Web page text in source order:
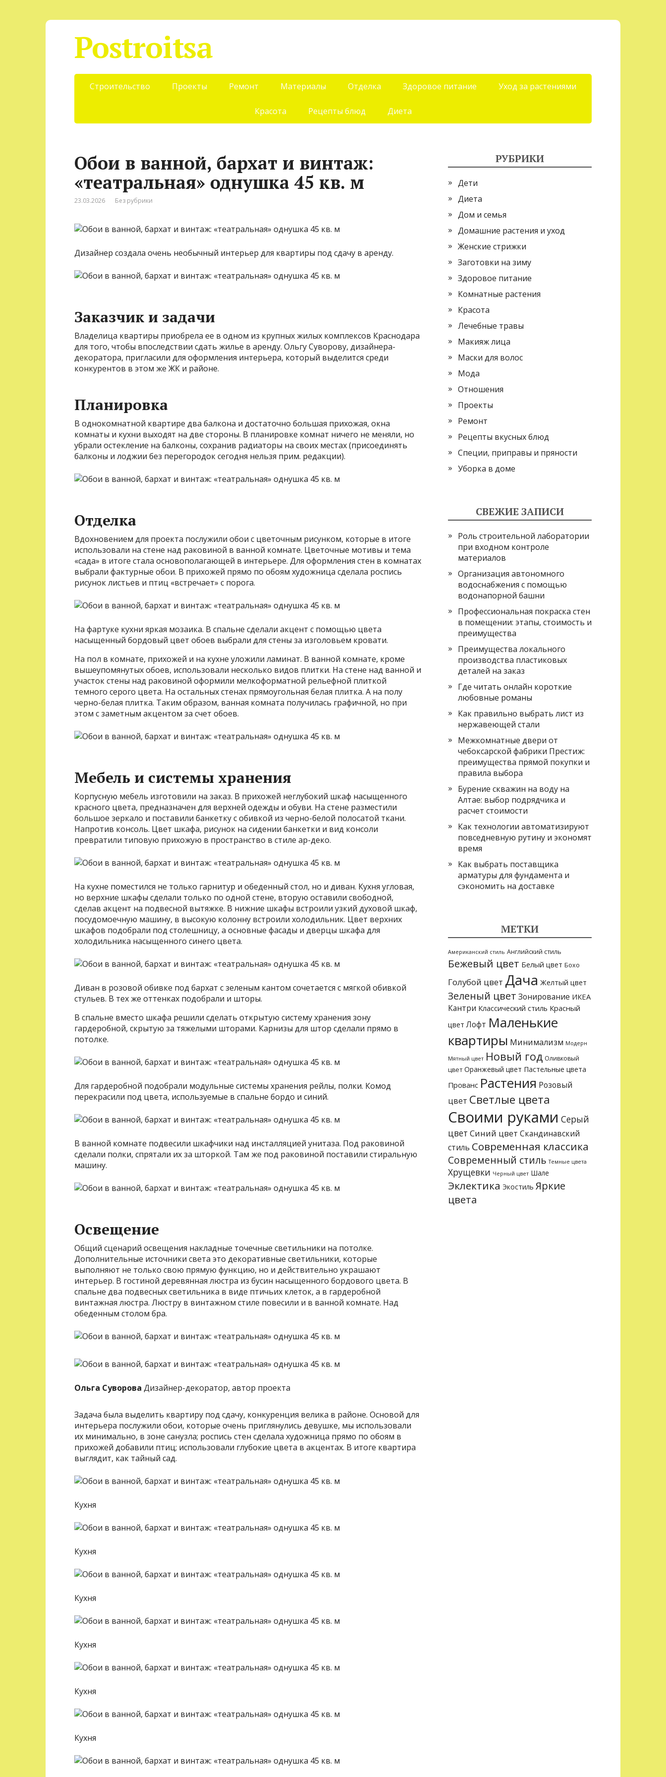
Postroitsa
Строительство Проекты Ремонт Материалы Отделка Здоровое питание Уход за растениями
Красота Рецепты блюд Диета
Обои в ванной, бархат и винтаж:
«театральная» однушка 45 кв. м
23.03.2026 Без рубрики
Дизайнер создала очень необычный интерьер для квартиры под сдачу в аренду.
Заказчик и задачи
Владелица квартиры приобрела ее в одном из крупных жилых комплексов Краснодара
для того, чтобы впоследствии сдать жилье в аренду. Ольгу Суворову, дизайнера-
декоратора, пригласили для оформления интерьера, который выделится среди
конкурентов в этом же ЖК и районе.
Планировка
В однокомнатной квартире два балкона и достаточно большая прихожая, окна
комнаты и кухни выходят на две стороны. В планировке комнат ничего не меняли, но
убрали остекление на балконы, сохранив радиаторы на своих местах (присоединять
балконы и лоджии без перегородок сегодня нельзя прим. редакции).
Отделка
Вдохновением для проекта послужили обои с цветочным рисунком, которые в итоге
использовали на стене над раковиной в ванной комнате. Цветочные мотивы и тема
«сада» в итоге стала основополагающей в интерьере. Для оформления стен в комнатах
выбрали фактурные обои. В прихожей прямо по обоям художница сделала роспись
рисунок листьев и птиц «встречает» с порога.
На фартуке кухни яркая мозаика. В спальне сделали акцент с помощью цвета
насыщенный бордовый цвет обоев выбрали для стены за изголовьем кровати.
На пол в комнате, прихожей и на кухне уложили ламинат. В ванной комнате, кроме
вышеупомянутых обоев, использовали несколько видов плитки. На стене над ванной и
участок стены над раковиной оформили мелкоформатной рельефной плиткой
темного серого цвета. На остальных стенах прямоугольная белая плитка. А на полу
черно-белая плитка. Таким образом, ванная комната получилась графичной, но при
этом с заметным акцентом за счет обоев.
Мебель и системы хранения
Корпусную мебель изготовили на заказ. В прихожей неглубокий шкаф насыщенного
красного цвета, предназначен для верхней одежды и обуви. На стене разместили
большое зеркало и поставили банкетку с обивкой из черно-белой полосатой ткани.
Напротив консоль. Цвет шкафа, рисунок на сидении банкетки и вид консоли
превратили типовую прихожую в пространство в стиле ар-деко.
На кухне поместился не только гарнитур и обеденный стол, но и диван. Кухня угловая,
но верхние шкафы сделали только по одной стене, вторую оставили свободной,
сделав акцент на подвесной вытяжке. В нижние шкафы встроили узкий духовой шкаф,
посудомоечную машину, в высокую колонну встроили холодильник. Цвет верхних
шкафов подобрали под столешницу, а основные фасады и дверцы шкафа для
холодильника насыщенного синего цвета.
Диван в розовой обивке под бархат с зеленым кантом сочетается с мягкой обивкой
стульев. В тех же оттенках подобрали и шторы.
В спальне вместо шкафа решили сделать открытую систему хранения зону
гардеробной, скрытую за тяжелыми шторами. Карнизы для штор сделали прямо в
потолке.
Для гардеробной подобрали модульные системы хранения рейлы, полки. Комод
перекрасили под цвета, используемые в спальне бордо и синий.
В ванной комнате подвесили шкафчики над инсталляцией унитаза. Под раковиной
сделали полки, спрятали их за шторкой. Там же под раковиной поставили стиральную
машину.
Освещение
Общий сценарий освещения накладные точечные светильники на потолке.
Дополнительные источники света это декоративные светильники, которые
выполняют не только свою прямую функцию, но и действительно украшают
интерьер. В гостиной деревянная люстра из бусин насыщенного бордового цвета. В
спальне два подвесных светильника в виде птичьих клеток, а в гардеробной
винтажная люстра. Люстру в винтажном стиле повесили и в ванной комнате. Над
обеденным столом бра.
Ольга Суворова Дизайнер-декоратор, автор проекта
Задача была выделить квартиру под сдачу, конкуренция велика в районе. Основой для
интерьера послужили обои, которые очень приглянулись девушке, мы использовали
их минимально, в зоне санузла; роспись стен сделала художница прямо по обоям в
прихожей добавили птиц; использовали глубокие цвета в акцентах. В итоге квартира
выглядит, как тайный сад.
Кухня
Кухня
Кухня
Кухня
Кухня
Кухня
РУБРИКИ
Дети
Диета
Дом и семья
Домашние растения и уход
Женские стрижки
Заготовки на зиму
Здоровое питание
Комнатные растения
Красота
Лечебные травы
Макияж лица
Маски для волос
Мода
Отношения
Проекты
Ремонт
Рецепты вкусных блюд
Специи, приправы и пряности
Уборка в доме
СВЕЖИЕ ЗАПИСИ
Роль строительной лаборатории
при входном контроле
материалов
Организация автономного
водоснабжения с помощью
водонапорной башни
Профессиональная покраска стен
в помещении: этапы, стоимость и
преимущества
Преимущества локального
производства пластиковых
деталей на заказ
Где читать онлайн короткие
любовные романы
Как правильно выбрать лист из
нержавеющей стали
Межкомнатные двери от
чебоксарской фабрики Престиж:
преимущества прямой покупки и
правила выбора
Бурение скважин на воду на
Алтае: выбор подрядчика и
расчет стоимости
Как технологии автоматизируют
повседневную рутину и экономят
время
Как выбрать поставщика
арматуры для фундамента и
сэкономить на доставке
МЕТКИ
Американский стиль Английский стиль
Бежевый цвет Белый цвет Бохо
Голубой цвет Дача Желтый цвет
Зеленый цвет Зонирование ИКЕА
Кантри Классический стиль Красный
цвет Лофт Маленькие
квартиры Минимализм Модерн
Мятный цвет Новый год Оливковый
цвет Оранжевый цвет Пастельные цвета
Прованс Растения Розовый
цвет Светлые цвета
Своими руками Серый
цвет Синий цвет Скандинавский
стиль Современная классика
Современный стиль Темные цвета
Хрущевки Черный цвет Шале
Эклектика Экостиль Яркие
цвета